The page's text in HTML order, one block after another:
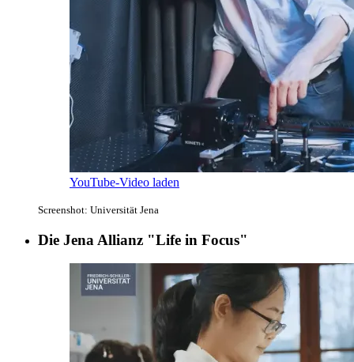
YouTube-Video laden
Screenshot: Universität Jena
Die Jena Allianz "Life in Focus"